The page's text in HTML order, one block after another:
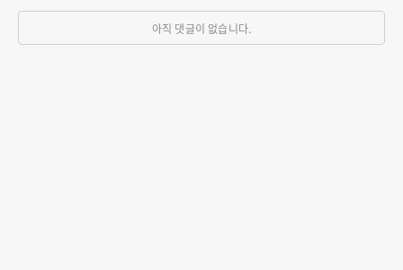
아직 댓글이 없습니다.